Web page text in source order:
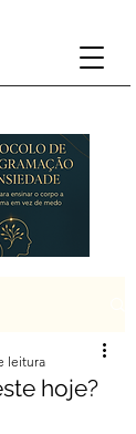
hoje?
leitura